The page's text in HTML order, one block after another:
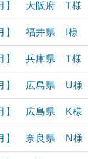
月】 大阪府 T様
月】 福井県 I様
月】 兵庫県 T様
月】 広島県 U様
月】 広島県 K様
月】 奈良県 N様